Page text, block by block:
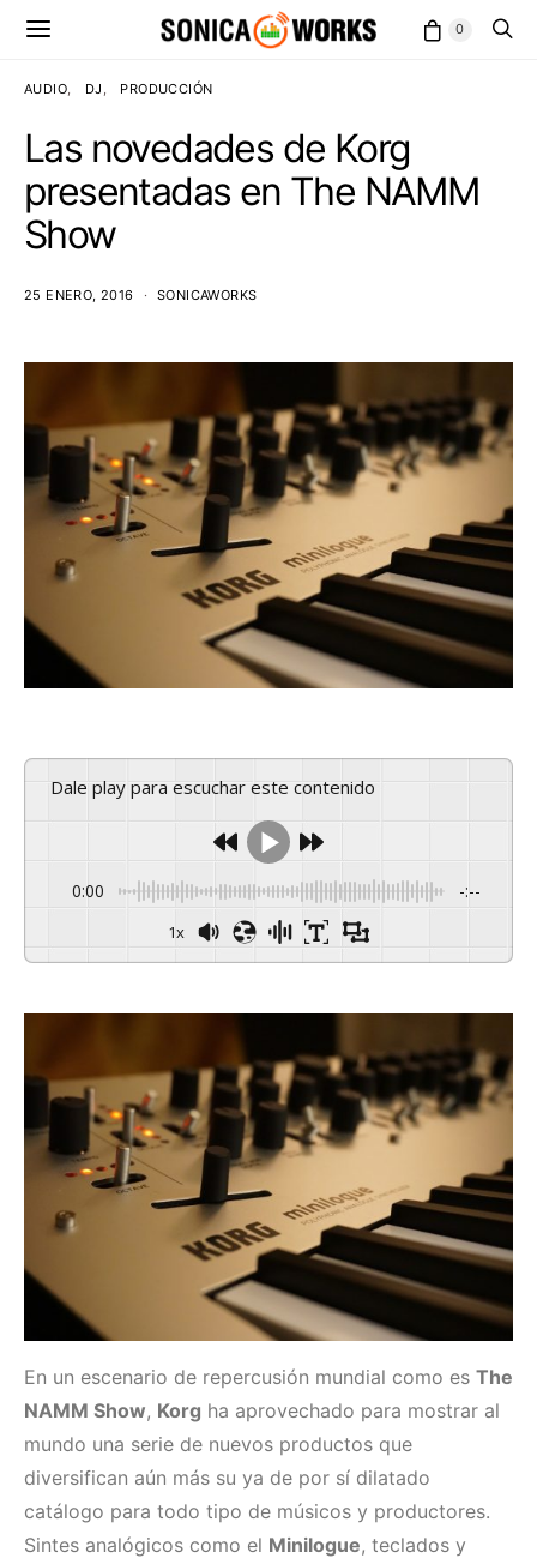
0
AUDIO DJ PRODUCCIÓN
Las novedades de Korg
presentadas en The NAMM
Show
25 ENERO, 2016 SONICAWORKS
Dale play para escuchar este contenido
0:00 -:--
1x
En un escenario de repercusión mundial como es The
NAMM Show, Korg ha aprovechado para mostrar al
mundo una serie de nuevos productos que
diversifican aún más su ya de por sí dilatado
catálogo para todo tipo de músicos y productores.
Sintes analógicos como el Minilogue, teclados y